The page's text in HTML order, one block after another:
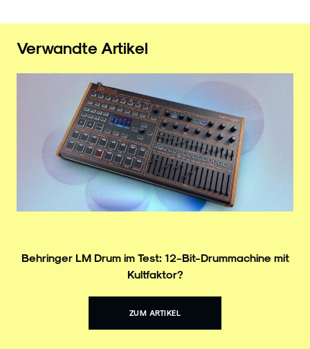
Verwandte Artikel
Behringer LM Drum im Test: 12-Bit-Drummachine mit
Kultfaktor?
ZUM ARTIKEL